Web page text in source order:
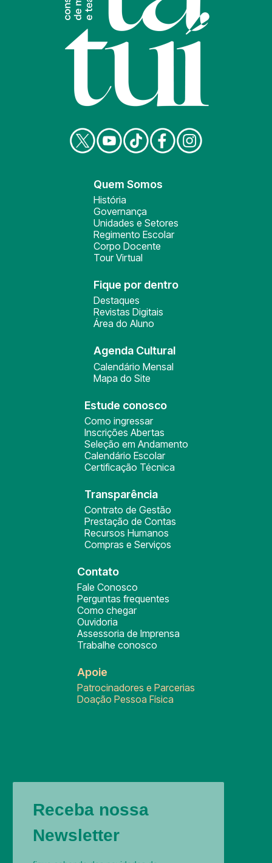
Quem Somos
História
Governança
Unidades e Setores
Regimento Escolar
Corpo Docente
Tour Virtual
Fique por dentro
Destaques
Revistas Digitais
Área do Aluno
Agenda Cultural
Calendário Mensal
Mapa do Site
Estude conosco
Como ingressar
Inscrições Abertas
Seleção em Andamento
Calendário Escolar
Certificação Técnica
Transparência
Contrato de Gestão
Prestação de Contas
Recursos Humanos
Compras e Serviços
Contato
Fale Conosco
Perguntas frequentes
Como chegar
Ouvidoria
Assessoria de Imprensa
Trabalhe conosco
Apoie
Patrocinadores e Parcerias
Doação Pessoa Física